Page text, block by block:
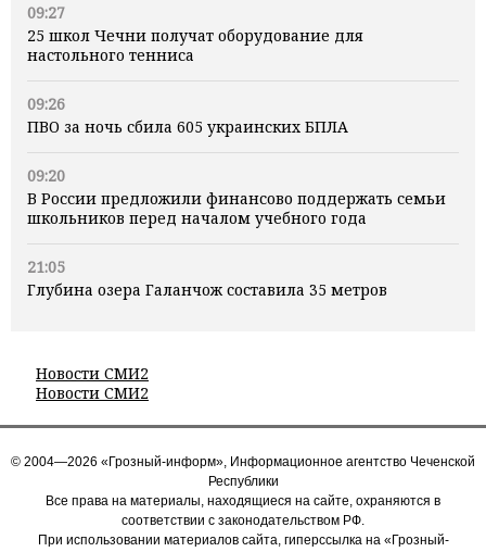
09:27
25 школ Чечни получат оборудование для
настольного тенниса
09:26
ПВО за ночь сбила 605 украинских БПЛА
09:20
В России предложили финансово поддержать семьи
школьников перед началом учебного года
21:05
Глубина озера Галанчож составила 35 метров
Новости СМИ2
Новости СМИ2
© 2004—2026 «Грозный-информ», Информационное агентство Чеченской
Республики
Все права на материалы, находящиеся на сайте, охраняются в
соответствии с законодательством РФ.
При использовании материалов сайта, гиперссылка на «Грозный-